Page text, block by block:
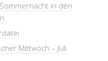
in den
Mittwoch – Juli